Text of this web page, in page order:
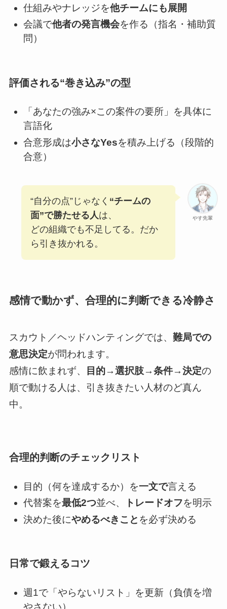
仕組みやナレッジを他チームにも展開
会議で他者の発言機会を作る（指名・補助質
問）
評価される“巻き込み”の型
「あなたの強み×この案件の要所」を具体に
言語化
合意形成は小さなYesを積み上げる（段階的
合意）
やす先輩
“自分の点”じゃなく “チームの
面”で勝たせる人は、
どの組織でも不足してる。だか
ら引き抜かれる。
感情で動かず、合理的に判断できる冷静さ
スカウト／ヘッドハンティングでは、 難局での
意思決定が問われます。
感情に飲まれず、
目的→選択肢→条件→決定の
順で動ける人は、引き抜きたい人材のど真ん
中。
合理的判断のチェックリスト
目的（何を達成するか）を一文で言える
代替案を最低2つ並べ、 トレードオフを明示
決めた後にやめるべきこと を必ず決める
日常で鍛えるコツ
週1で「やらないリスト」を更新（負債を増
やさない）